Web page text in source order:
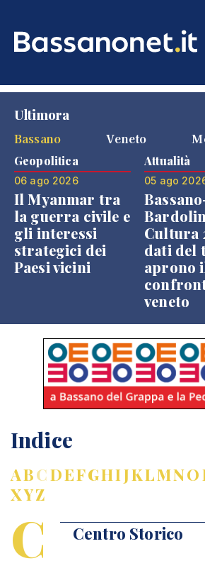
Ultimora
Bassano
Veneto
Geopolitica
06 ago 2026
Il Myanmar tra
la guerra civile e
gli interessi
strategici dei
Paesi vicini
Attualità
05 ago
Cultura
dati del
aprono
veneto
Indice
ABCDEFGHIJKLMNO
XYZ
C Centro Storico